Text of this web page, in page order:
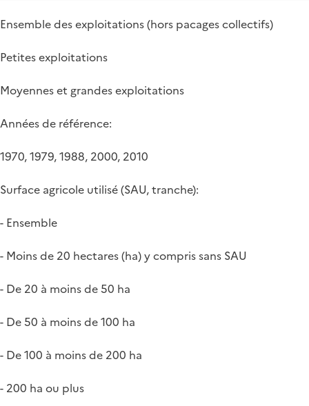
Ensemble des exploitations (hors pacages collectifs)
Petites exploitations
Moyennes et grandes exploitations
Années de référence:
1970, 1979, 1988, 2000, 2010
Surface agricole utilisé (SAU, tranche):
- Ensemble
- Moins de 20 hectares (ha) y compris sans SAU
- De 20 à moins de 50 ha
- De 50 à moins de 100 ha
- De 100 à moins de 200 ha
- 200 ha ou plus